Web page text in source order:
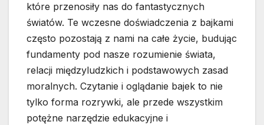
które przenosiły nas do fantastycznych
światów. Te wczesne doświadczenia z bajkami
często pozostają z nami na całe życie, budując
fundamenty pod nasze rozumienie świata,
relacji międzyludzkich i podstawowych zasad
moralnych. Czytanie i oglądanie bajek to nie
tylko forma rozrywki, ale przede wszystkim
potężne narzędzie edukacyjne i